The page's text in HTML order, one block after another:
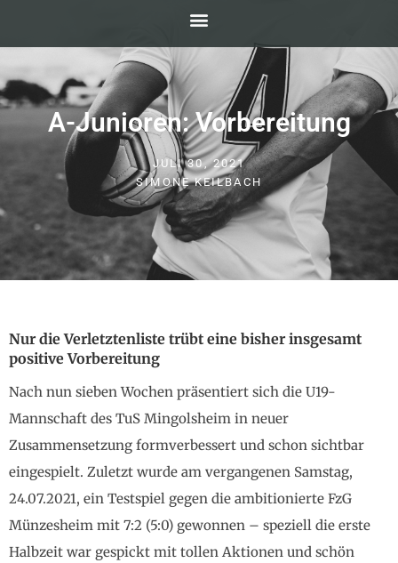
A-Junioren: Vorbereitung
JULI 30, 2021
SIMONE KEILBACH
Nur die Verletztenliste trübt eine bisher insgesamt
positive Vorbereitung
Nach nun sieben Wochen präsentiert sich die U19-
Mannschaft des TuS Mingolsheim in neuer
Zusammensetzung formverbessert und schon sichtbar
eingespielt. Zuletzt wurde am vergangenen Samstag,
24.07.2021, ein Testspiel gegen die ambitionierte FzG
Münzesheim mit 7:2 (5:0) gewonnen – speziell die erste
Halbzeit war gespickt mit tollen Aktionen und schön